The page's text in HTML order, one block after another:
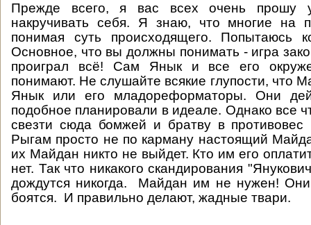
Прежде всего, я вас всех очень прошу
накручивать себя. Я знаю, что многие на
понимая суть происходящего. Попытаюсь
Основное, что вы должны понимать - игра
проиграл всё! Сам Янык и все его
понимают. Не слушайте всякие глупости, что
Янык или его младореформаторы. Они
подобное планировали в идеале. Однако все
свезти сюда бомжей и братву в
Рыгам просто не по карману настоящий
их Майдан никто не выйдет. Кто им его
нет. Так что никакого скандирования
дождутся никогда. Майдан им не нужен! Они
боятся. И правильно делают, жадные твари.